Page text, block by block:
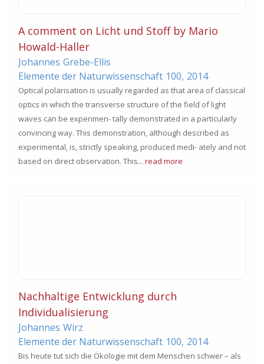
A comment on Licht und Stoff by Mario
Howald-Haller
Johannes Grebe-Ellis
Elemente der Naturwissenschaft 100, 2014
Optical polarisation is usually regarded as that area of classical
optics in which the transverse structure of the field of light
waves can be experimen- tally demonstrated in a particularly
convincing way. This demonstration, although described as
experimental, is, strictly speaking, produced medi- ately and not
based on direct observation. This... read more
Nachhaltige Entwicklung durch
Individualisierung
Johannes Wirz
Elemente der Naturwissenschaft 100, 2014
Bis heute tut sich die Ökologie mit dem Menschen schwer – als